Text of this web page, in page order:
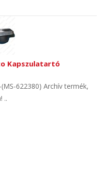
Kapszulatartó
622380) Archív termék,
..